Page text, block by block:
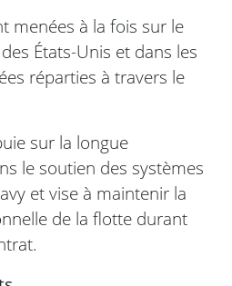
menées à la fois sur le
États-Unis et dans les
réparties à travers le
sur la longue
le soutien des systèmes
et vise à maintenir la
de la flotte durant